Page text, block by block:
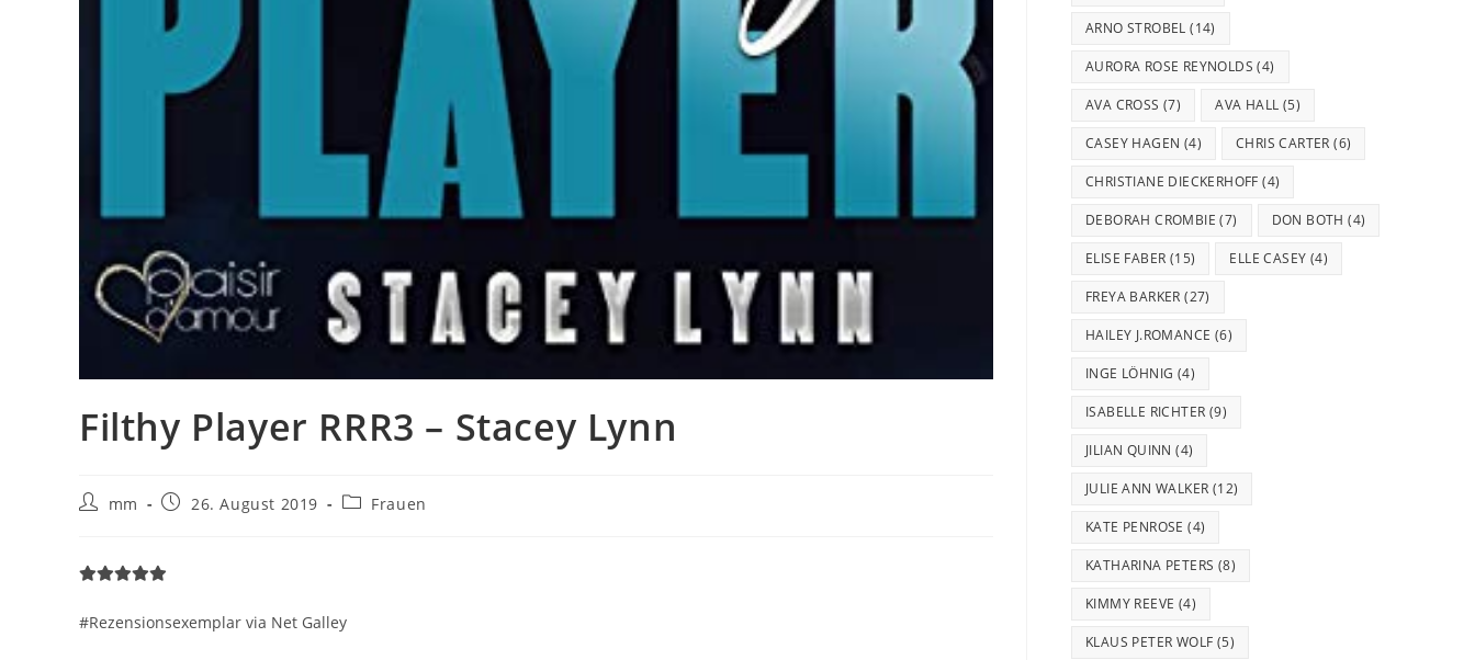
Filthy Player RRR3 – Stacey Lynn
mm 26. August 2019 Frauen
#Rezensionsexemplar via Net Galley
ARNO STROBEL (14)
AURORA ROSE REYNOLDS (4)
AVA CROSS (7) AVA HALL (5)
CASEY HAGEN (4) CHRIS CARTER (6)
CHRISTIANE DIECKERHOFF (4)
DEBORAH CROMBIE (7) DON BOTH (4)
ELISE FABER (15) ELLE CASEY (4)
FREYA BARKER (27)
HAILEY J.ROMANCE (6)
INGE LÖHNIG (4)
ISABELLE RICHTER (9)
JILIAN QUINN (4)
JULIE ANN WALKER (12)
KATE PENROSE (4)
KATHARINA PETERS (8)
KIMMY REEVE (4)
KLAUS PETER WOLF (5)